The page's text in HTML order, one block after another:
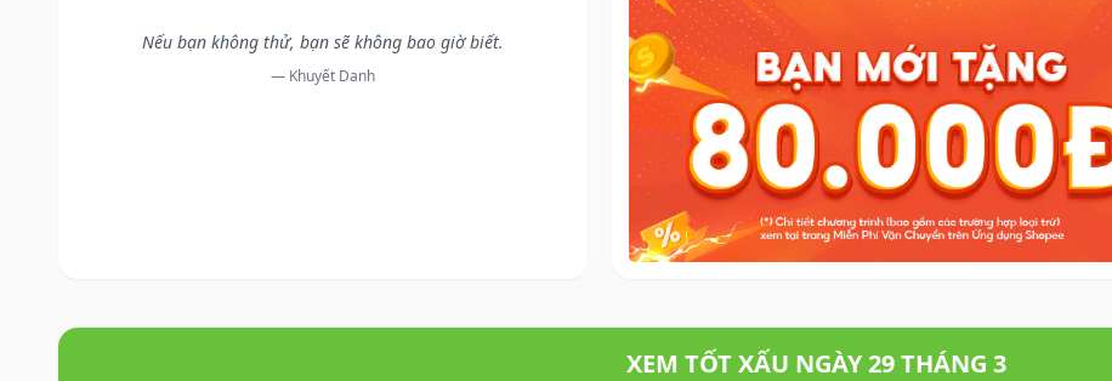
Nếu bạn không thử, bạn sẽ không bao giờ biết.
— Khuyết Danh
XEM TỐT XẤU NGÀY 29 THÁNG 3